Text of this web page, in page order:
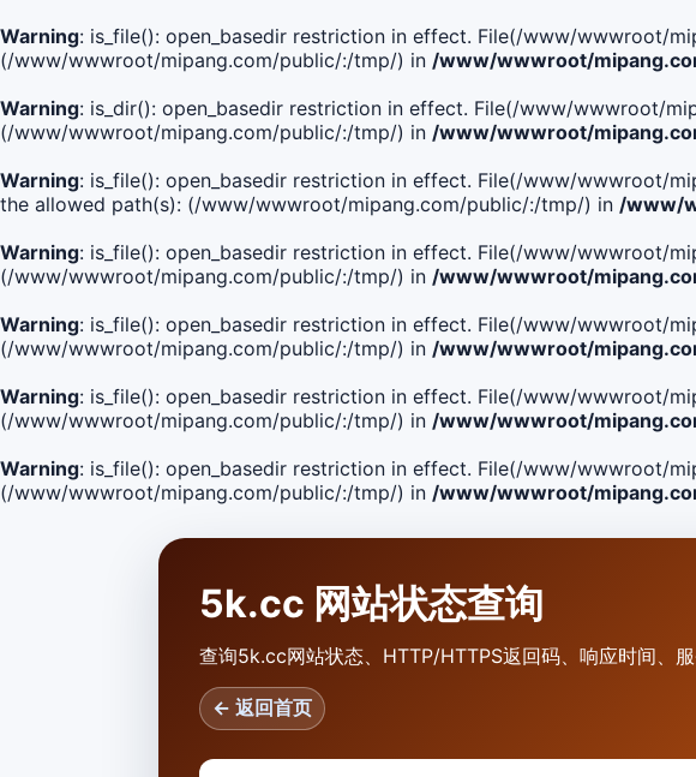
Warning: is_file(): open_basedir restriction in effect. File(/www/wwwroot/
(/www/wwwroot/mipang.com/public/:/tmp/) in /www/wwwroot/
Warning: is_dir(): open_basedir restriction in effect. File(/www/wwwroot/
(/www/wwwroot/mipang.com/public/:/tmp/) in /www/wwwroot/
Warning: is_file(): open_basedir restriction in effect. File(/www/wwwroot/
the allowed path(s): (/www/wwwroot/mipang.com/public/:/tmp/) in /www/
Warning: is_file(): open_basedir restriction in effect. File(/www/wwwroot/
(/www/wwwroot/mipang.com/public/:/tmp/) in /www/wwwroot/
Warning: is_file(): open_basedir restriction in effect. File(/www/wwwroot/
(/www/wwwroot/mipang.com/public/:/tmp/) in /www/wwwroot/
Warning: is_file(): open_basedir restriction in effect. File(/www/wwwroot/
(/www/wwwroot/mipang.com/public/:/tmp/) in /www/wwwroot/
Warning: is_file(): open_basedir restriction in effect. File(/www/wwwroot/
(/www/wwwroot/mipang.com/public/:/tmp/) in /www/wwwroot/
5k.cc 网站状态查询
查询5k.cc网站状态、HTTP/HTTPS返回码、响应时间、服
← 返回首页